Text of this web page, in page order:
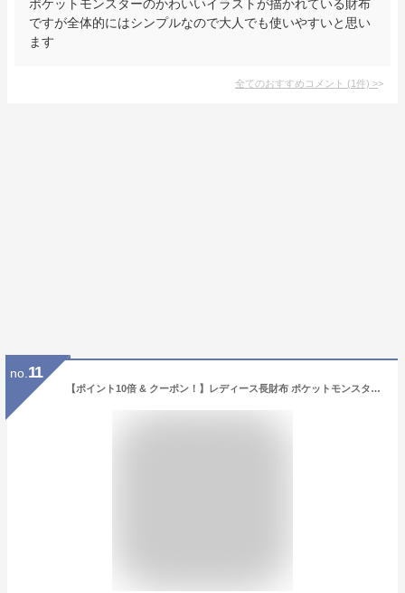
ポケットモンスターのかわいいイラストが描かれている財布
ですが全体的にはシンプルなので大人でも使いやすいと思い
ます
全てのおすすめコメント (1件) >
no. 11
【ポイント10倍 & クーポン！】レディース長財布 ポケットモンスター ラウンド束入 ラウンドファスナーロングウォレット Candyシリーズ ポケモン サンアート プレゼント ギフト マシュマロポップ